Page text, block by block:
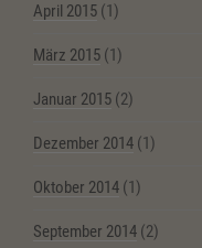
April 2015 (1)
März 2015 (1)
Januar 2015 (2)
Dezember 2014 (1)
Oktober 2014 (1)
September 2014 (2)